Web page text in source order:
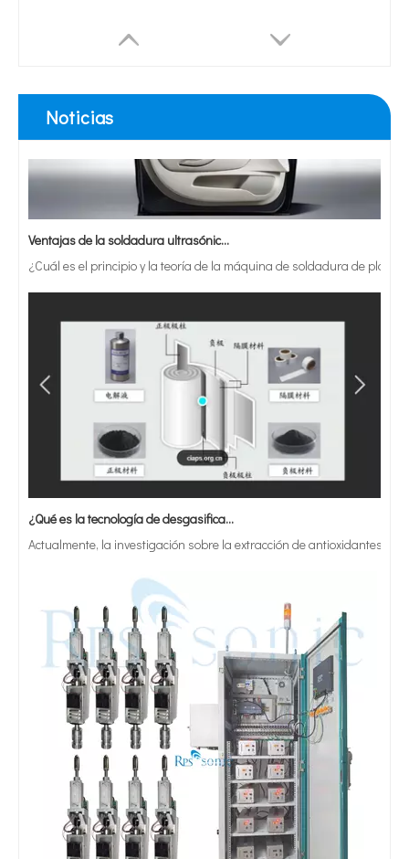
Equipos ultrasónicos de corte y rebanado para quesos y carnes Equipo económico de corte de alimentos por ultrasonidos para panadería y alimentos congelados
Noticias
Ventajas de la soldadura ultrasónica de paneles de puertas de automóviles
¿Cuál es el principio y la teoría de la máquina de soldadura de
Actualmente, la investigación sobre la extracción de antioxidantes y